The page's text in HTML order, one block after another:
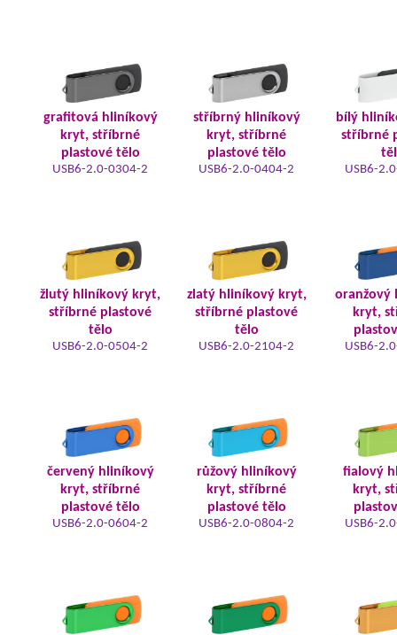
grafitová hliníkový
kryt, stříbrné
plastové tělo
USB6-2.0-0304-2
stříbrný hliníkový
kryt, stříbrné
plastové tělo
USB6-2.0-0404-2
bílý
stříbrné
USB6-
žlutý hliníkový kryt,
stříbrné plastové
tělo
USB6-2.0-0504-2
zlatý hliníkový kryt,
stříbrné plastové
tělo
USB6-2.0-2104-2
oranžový
kryt,
USB6-
červený hliníkový
kryt, stříbrné
plastové tělo
USB6-2.0-0604-2
růžový hliníkový
kryt, stříbrné
plastové tělo
USB6-2.0-0804-2
fialový
kryt,
USB6-